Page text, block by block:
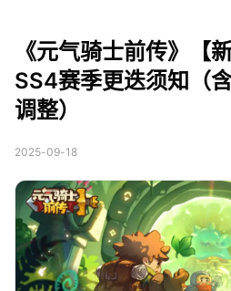
《元气骑士前传》【
SS4赛季更迭须知（
调整）
2025-09-18